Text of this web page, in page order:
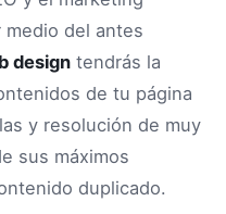
del antes
design tendrás la
de tu página
y resolución de muy
sus máximos
duplicado.